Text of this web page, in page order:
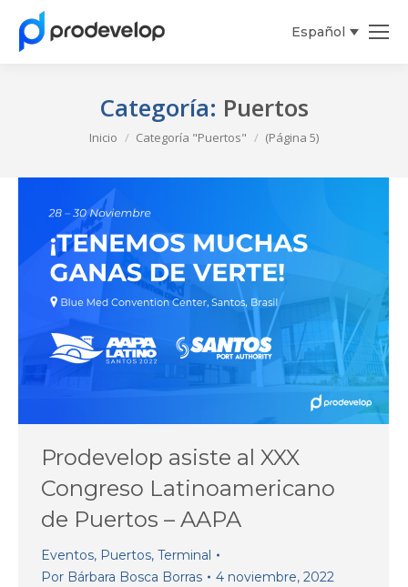
Español
Categoría: Puertos
Estás aquí:
Inicio Categoría "Puertos" (Página 5)
Prodevelop asiste al XXX
Congreso Latinoamericano
de Puertos – AAPA
Eventos, Puertos, Terminal
Por Bárbara Bosca Borras 4 noviembre, 2022